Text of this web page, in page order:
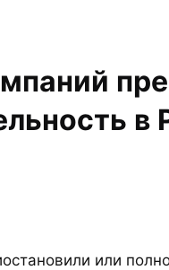
в
или